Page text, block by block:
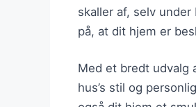
skaller af, selv
på, at dit hjem er
Med et bredt udvalg
hus’s stil og